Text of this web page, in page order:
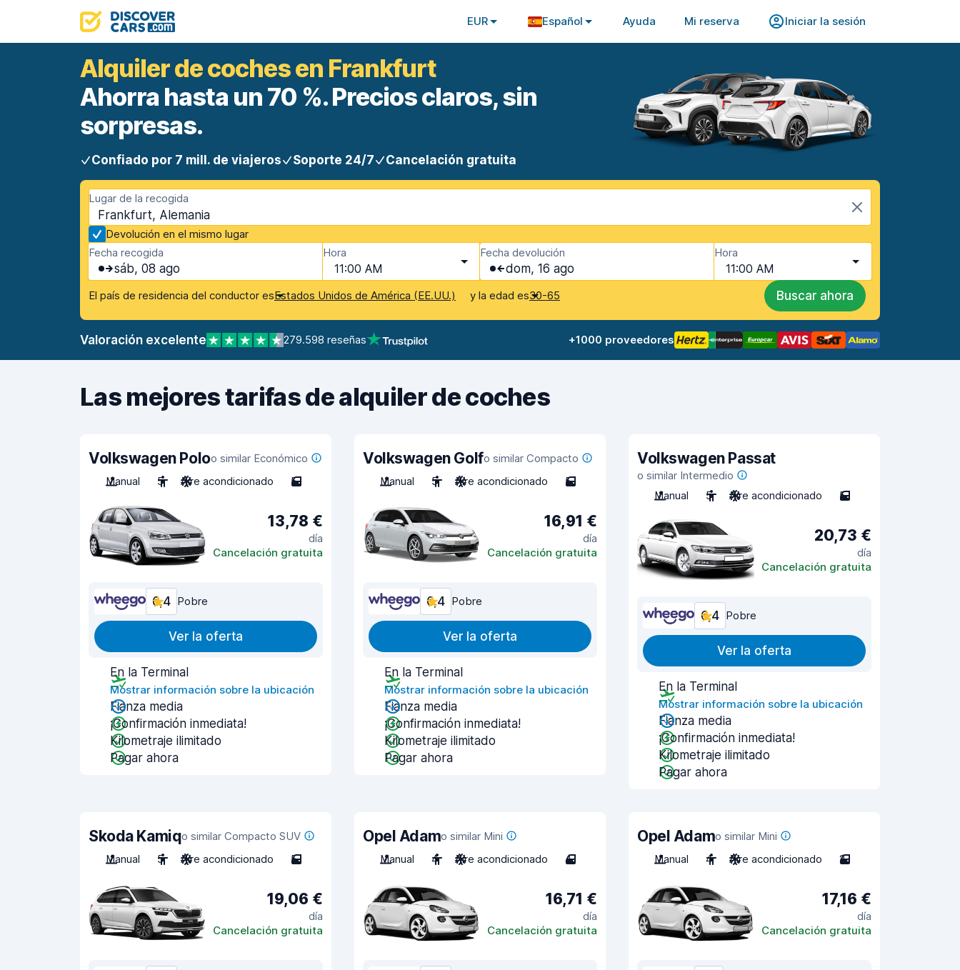
EUR Español Ayuda Mi reserva Iniciar la sesión
Alquiler de coches en Frankfurt
Ahorra hasta un 70 %. Precios claros, sin
sorpresas.
Confiado por 7 mill. de viajeros Soporte 24/7 Cancelación gratuita
Lugar de la recogida
Frankfurt, Alemania
Devolución en el mismo lugar
Fecha recogida
sáb, 08 ago
Hora
11:00 AM
Fecha devolución
dom, 16 ago
Hora
11:00 AM
El país de residencia del conductor esEstados Unidos de América (EE.UU.) y la edad es30-65 Buscar ahora
Valoración excelente 279.598 reseñas +1000 proveedores
Las mejores tarifas de alquiler de coches
Volkswagen Poloo similar Económico
Manual
5 Aire acondicionado 5
13,78 €
día
Cancelación gratuita
6,4 Pobre
Ver la oferta
En la Terminal
Mostrar información sobre la ubicación
Fianza media
¡Confirmación inmediata!
Kilometraje ilimitado
Pagar ahora
Volkswagen Golfo similar Compacto
Manual
5 Aire acondicionado 5
16,91 €
día
Cancelación gratuita
6,4 Pobre
Ver la oferta
En la Terminal
Mostrar información sobre la ubicación
Fianza media
¡Confirmación inmediata!
Kilometraje ilimitado
Pagar ahora
Volkswagen Passat
o similar Intermedio
Manual
5 Aire acondicionado 5
20,73 €
día
Cancelación gratuita
6,4 Pobre
Ver la oferta
En la Terminal
Mostrar información sobre la ubicación
Fianza media
¡Confirmación inmediata!
Kilometraje ilimitado
Pagar ahora
Skoda Kamiqo similar Compacto SUV
Manual
5 Aire acondicionado 5
19,06 €
día
Cancelación gratuita
Opel Adamo similar Mini
Manual
4 Aire acondicionado 4
16,71 €
día
Cancelación gratuita
Opel Adamo similar Mini
Manual
4 Aire acondicionado 2
17,16 €
día
Cancelación gratuita